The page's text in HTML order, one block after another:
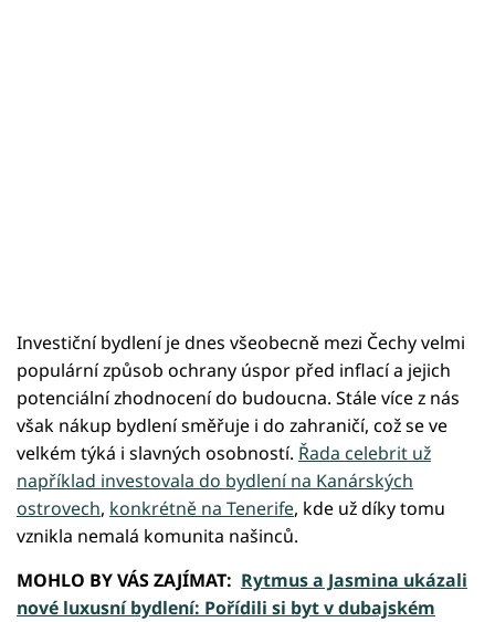
Investiční bydlení je dnes všeobecně mezi Čechy velmi
populární způsob ochrany úspor před inflací a jejich
potenciální zhodnocení do budoucna. Stále více z nás
však nákup bydlení směřuje i do zahraničí, což se ve
velkém týká i slavných osobností. Řada celebrit už
například investovala do bydlení na Kanárských
ostrovech, konkrétně na Tenerife, kde už díky tomu
vznikla nemalá komunita našinců.
MOHLO BY VÁS ZAJÍMAT: Rytmus a Jasmina ukázali
nové luxusní bydlení: Pořídili si byt v dubajském